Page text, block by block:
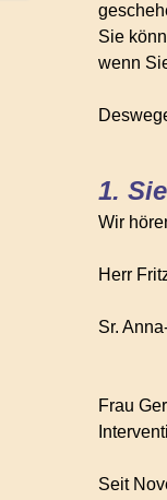
Sie
wenn
1.
Wir
Herr
Sr.
Frau
Seit